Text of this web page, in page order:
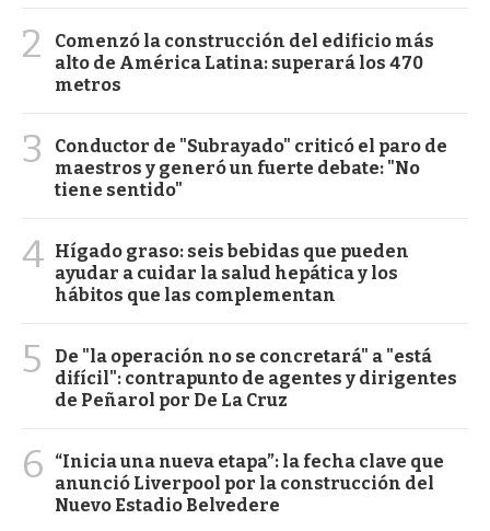
2
Comenzó la construcción del edificio más
alto de América Latina: superará los 470
metros
3
Conductor de "Subrayado" criticó el paro de
maestros y generó un fuerte debate: "No
tiene sentido"
4 Hígado graso: seis bebidas que pueden
ayudar a cuidar la salud hepática y los
hábitos que las complementan
5
De "la operación no se concretará" a "está
difícil": contrapunto de agentes y dirigentes
de Peñarol por De La Cruz
6
“Inicia una nueva etapa”: la fecha clave que
anunció Liverpool por la construcción del
Nuevo Estadio Belvedere